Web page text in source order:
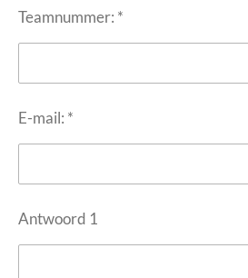
Teamnummer: *
E-mail: *
Antwoord 1